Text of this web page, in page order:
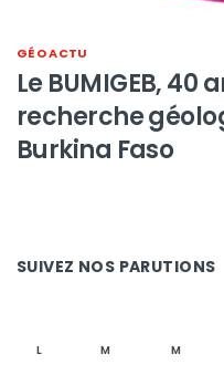
GÉO ACTU
Le BUMIGEB, 40
recherche
Burkina Faso
SUIVEZ NOS PARUTIONS
L M M